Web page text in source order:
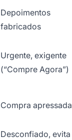
Depoimentos
fabricados
Urgente, exigente
(“Compre Agora”)
Compra apressada
Desconfiado, evita